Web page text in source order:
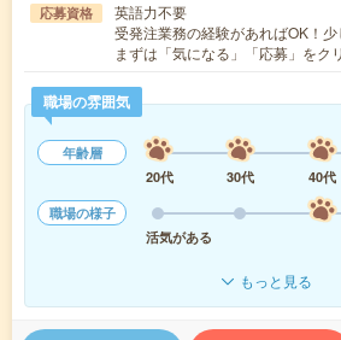
応募資格
英語力不要
受発注業務の経験があればOK！少
まずは「気になる」「応募」をク
職場の雰囲気
年齢層
20代
30代 40代
職場の様子
活気がある
もっと見る